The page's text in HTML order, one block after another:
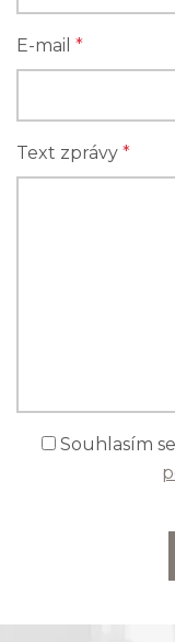
E-mail *
Text zprávy *
Souhlasím